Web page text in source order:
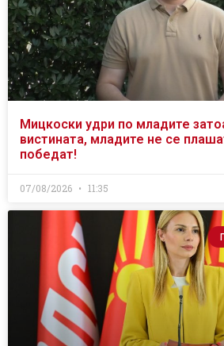
Мицкоски удри по младите
вистината, младите не се
победат!
07/08/2026 11:35